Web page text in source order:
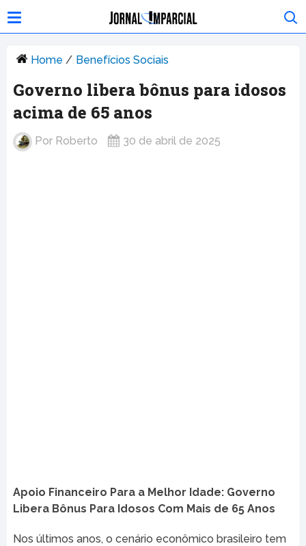
Home / Benefícios Sociais
Governo libera bônus para idosos
acima de 65 anos
Por Roberto 30 de abril de 2025
Apoio Financeiro Para a Melhor Idade: Governo
Libera Bônus Para Idosos Com Mais de 65 Anos
Nos últimos anos, o cenário econômico brasileiro tem